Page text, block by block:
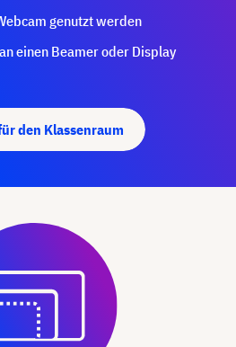
genutzt werden
einen Beamer oder Display
den Klassenraum